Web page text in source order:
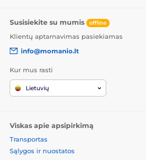
Susisiekite su mumis offline
Klientų aptarnavimas pasiekiamas
info@momanio.lt
Kur mus rasti
Lietuvių
Viskas apie apsipirkimą
Transportas
Sąlygos ir nuostatos